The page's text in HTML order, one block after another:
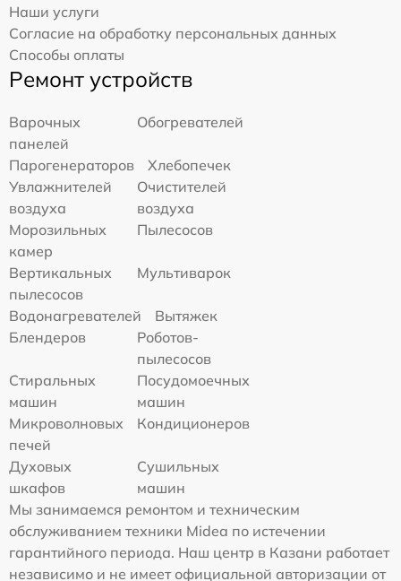
Наши услуги
Согласие на обработку персональных данных
Способы оплаты
Ремонт устройств
Варочных
панелей
Обогревателей
Парогенераторов
Хлебопечек
Увлажнителей
воздуха
Очистителей
воздуха
Морозильных
камер
Пылесосов
Вертикальных
пылесосов
Мультиварок
Водонагревателей
Вытяжек
Блендеров
Роботов-
пылесосов
Стиральных
машин
Посудомоечных
машин
Микроволновых
печей
Кондиционеров
Духовых
шкафов
Сушильных
машин
Мы занимаемся ремонтом и техническим
обслуживанием техники Midea по истечении
гарантийного периода. Наш центр в Казани работает
независимо и не имеет официальной авторизации от